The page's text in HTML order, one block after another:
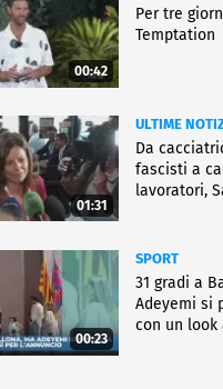
00:42
Per tre
Temptation
01:31
ULTIME
Da
fascisti a
lavoratori,
00:23
SPORT
31 gradi a
Adeyemi si
con un look